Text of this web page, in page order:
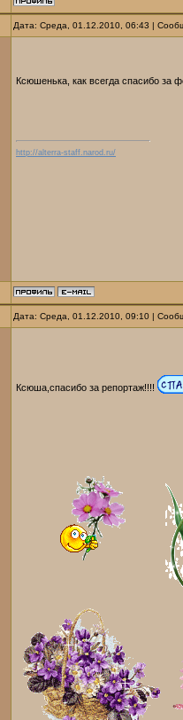
Дата: Среда, 01.12.2010, 06:43 |
Ксюшенька, как всегда спасибо за
http://alterra-staff.narod.ru/
Дата: Среда, 01.12.2010, 09:10 |
Ксюша,спасибо за репортаж!!!!